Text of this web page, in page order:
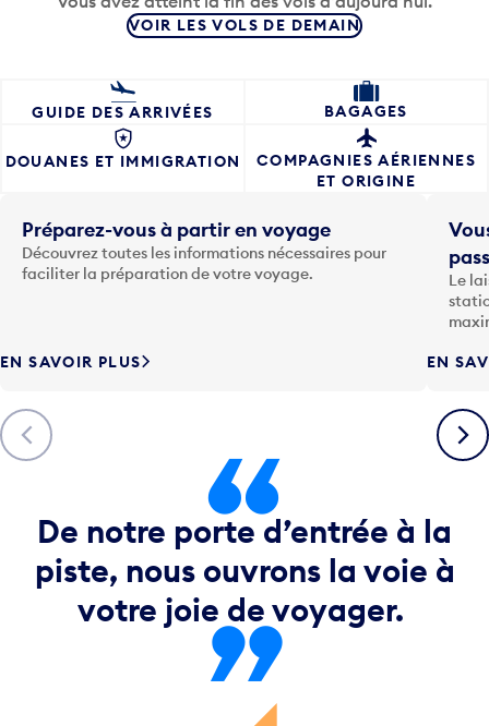
VOIR LES VOLS DE DEMAIN
GUIDE DES ARRIVÉES BAGAGES
DOUANES ET IMMIGRATION
COMPAGNIES AÉRIENNES
ET ORIGINE
Précédent
Préparez-vous à partir en voyage
Découvrez toutes les informations nécessaires pour
faciliter la préparation de votre voyage.
EN SAVOIR PLUS
Le
EN
De notre porte d’entrée à la
piste, nous ouvrons la voie à
votre joie de voyager.